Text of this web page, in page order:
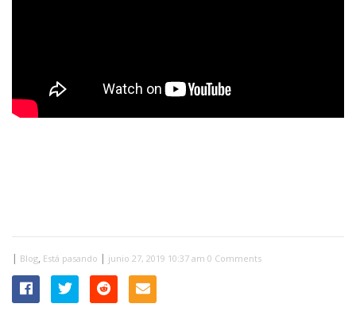
| Blog, Está pasando | junio 27, 2019 10:37 am 0 Comments